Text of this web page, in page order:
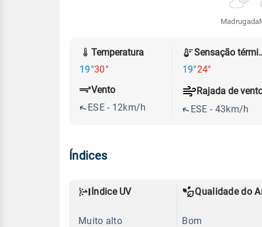
Madrugada
Temperatura
19°30°
19°24°
Vento
ESE - 12km/h
Rajada de
ESE - 43km/h
Índices
Índice UV
Muito alto
Qualidade do
Bom